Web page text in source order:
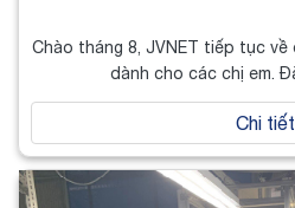
Chào tháng 8, JVNET tiếp tục về
dành cho các chị em.
Chi tiết